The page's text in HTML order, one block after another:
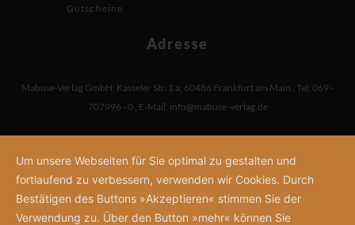
Gutscheine
Adresse
Mabuse-Verlag GmbH, Kasseler Str. 1 a, 60486 Frankfurt am Main , Tel: 069 -
707996 - 0 , E-Mail: info@mabuse-verlag.de
Um unsere Webseiten für Sie optimal zu gestalten und
fortlaufend zu verbessern, verwenden wir Cookies. Durch
Bestätigen des Buttons »Akzeptieren« stimmen Sie der
Verwendung zu. Über den Button »mehr« können Sie